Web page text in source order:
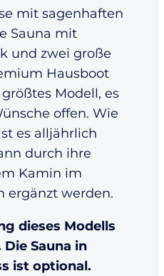
mit sagenhaften
Sauna mit
und zwei große
Hausboot
Modell, es
offen. Wie
es alljährlich
durch ihre
Kamin im
ergänzt werden.
dieses Modells
Sauna in
ist optional.